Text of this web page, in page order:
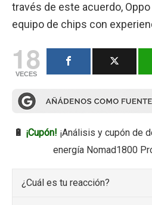
través de este acuerdo,
equipo de chips con
18
VECES
🔋 ¡Cupón! ¡Análisis y cupón de
energía Nomad1800
¿Cuál es tu reacción?